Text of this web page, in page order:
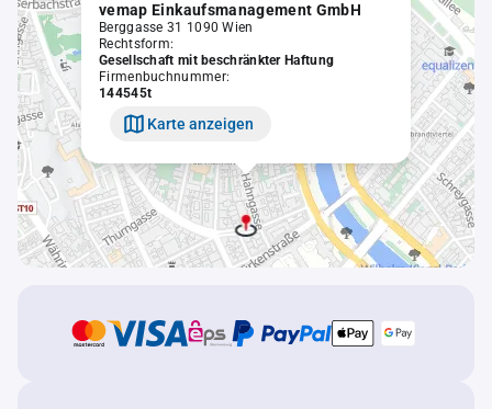
vemap Einkaufsmanagement GmbH
Berggasse 31 1090 Wien
Rechtsform:
Gesellschaft mit beschränkter Haftung
Firmenbuchnummer:
144545t
Karte anzeigen